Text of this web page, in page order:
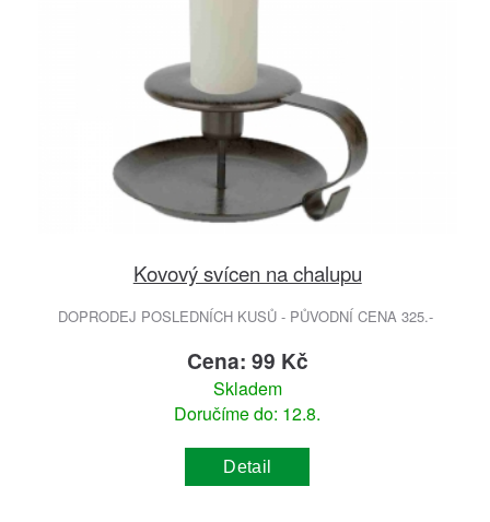
Kovový svícen na chalupu
DOPRODEJ POSLEDNÍCH KUSŮ - PŮVODNÍ CENA 325.-
Cena: 99 Kč
Skladem
Doručíme do: 12.8.
Detail